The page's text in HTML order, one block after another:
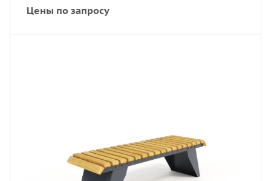
Цены по запросу